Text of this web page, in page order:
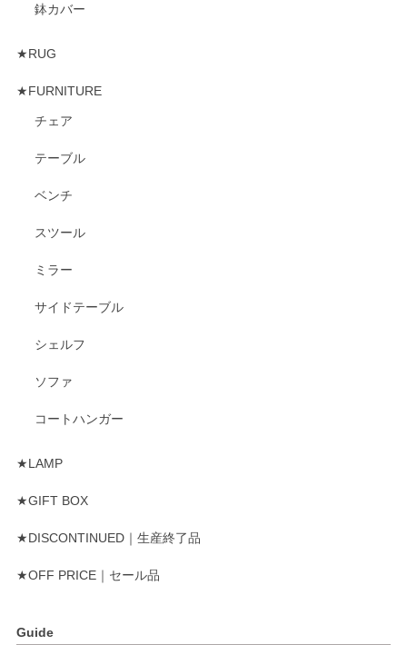
鉢カバー
★RUG
★FURNITURE
チェア
テーブル
ベンチ
スツール
ミラー
サイドテーブル
シェルフ
ソファ
コートハンガー
★LAMP
★GIFT BOX
★DISCONTINUED｜生産終了品
★OFF PRICE｜セール品
Guide